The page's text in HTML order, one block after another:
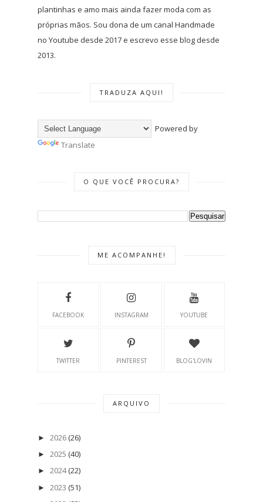
plantinhas e amo mais ainda fazer moda com as
próprias mãos. Sou dona de um canal Handmade
no Youtube desde 2017 e escrevo esse blog desde
2013.
TRADUZA AQUI!
Powered by
Translate
O QUE VOCÊ PROCURA?
ME ACOMPANHE!
FACEBOOK INSTAGRAM YOUTUBE
TWITTER PINTEREST BLOG'LOVIN
ARQUIVO
► 2026 (26)
► 2025 (40)
► 2024 (22)
► 2023 (51)